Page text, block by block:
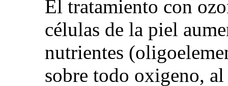
El tratamiento con
células de la piel
nutrientes
sobre todo oxigeno,